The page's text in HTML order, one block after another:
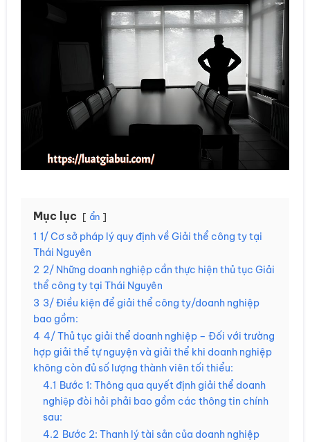
Mục lục ẩn
1 1/ Cơ sở pháp lý quy định về Giải thể công ty tại
Thái Nguyên
2 2/ Những doanh nghiệp cần thực hiện thủ tục Giải
thể công ty tại Thái Nguyên
3 3/ Điều kiện để giải thể công ty/doanh nghiệp
bao gồm:
4 4/ Thủ tục giải thể doanh nghiệp – Đối với trường
hợp giải thể tự nguyện và giải thể khi doanh nghiệp
không còn đủ số lượng thành viên tối thiểu:
4.1 Bước 1: Thông qua quyết định giải thể doanh
nghiệp đòi hỏi phải bao gồm các thông tin chính
sau:
4.2 Bước 2: Thanh lý tài sản của doanh nghiệp